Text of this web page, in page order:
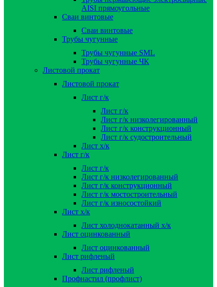
AISI прямоугольные
Сваи винтовые
Сваи винтовые
Трубы чугунные
Трубы чугунные SML
Трубы чугунные ЧК
Листовой прокат
Листовой прокат
Лист г/к
Лист г/к
Лист г/к низколегированный
Лист г/к конструкционный
Лист г/к судостроительный
Лист х/к
Лист г/к
Лист г/к
Лист г/к низколегированный
Лист г/к конструкционный
Лист г/к мостостроительный
Лист г/к износостойкий
Лист х/к
Лист холоднокатанный х/к
Лист оцинкованный
Лист оцинкованный
Лист рифленый
Лист рифленый
Профнастил (профлист)